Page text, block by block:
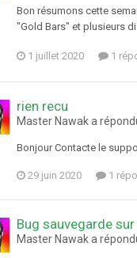
Bon résumons cette
"Gold Bars" et plusieurs
1 juillet 2020 1
rien recu
Master Nawak a
Bonjour Contacte le
29 juin 2020 1
Bug sauvegarde
Master Nawak a